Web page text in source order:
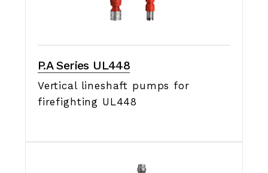
P.A Series UL448
Vertical lineshaft pumps for
firefighting UL448